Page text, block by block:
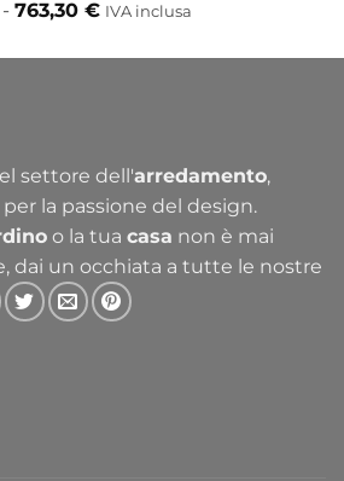
- 763,30 €Fascia
prezzo:
IVA inclusa
settore dell'arredamento,
la passione del design.
o la tua casa non è mai
dai un occhiata a tutte le nostre